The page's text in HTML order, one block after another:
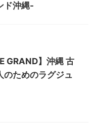
ド沖縄-
GRAND】沖縄 古
のためのラグジュ